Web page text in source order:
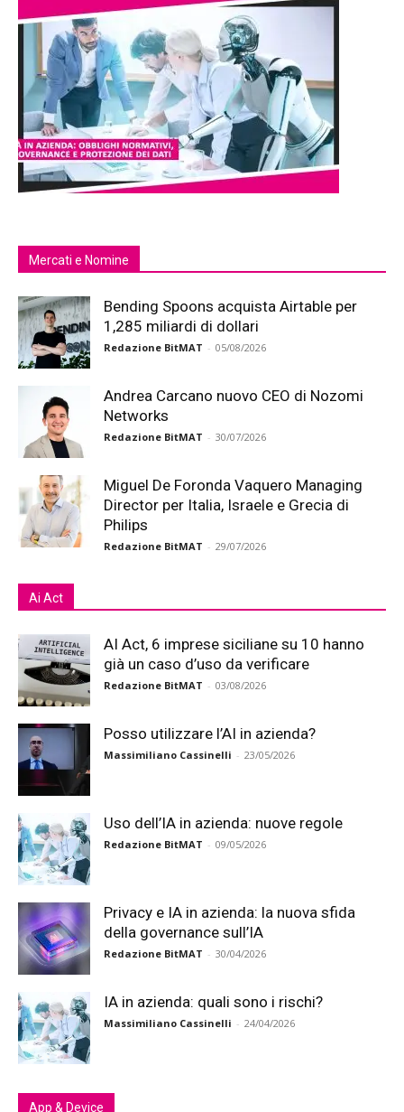
Mercati e Nomine
Bending Spoons acquista Airtable per
1,285 miliardi di dollari
Redazione BitMAT - 05/08/2026
Andrea Carcano nuovo CEO di Nozomi
Networks
Redazione BitMAT - 30/07/2026
Miguel De Foronda Vaquero Managing
Director per Italia, Israele e Grecia di
Philips
Redazione BitMAT - 29/07/2026
Ai Act
AI Act, 6 imprese siciliane su 10 hanno
già un caso d’uso da verificare
Redazione BitMAT - 03/08/2026
Posso utilizzare l’AI in azienda?
Massimiliano Cassinelli - 23/05/2026
Uso dell’IA in azienda: nuove regole
Redazione BitMAT - 09/05/2026
Privacy e IA in azienda: la nuova sfida
della governance sull’IA
Redazione BitMAT - 30/04/2026
IA in azienda: quali sono i rischi?
Massimiliano Cassinelli - 24/04/2026
App & Device